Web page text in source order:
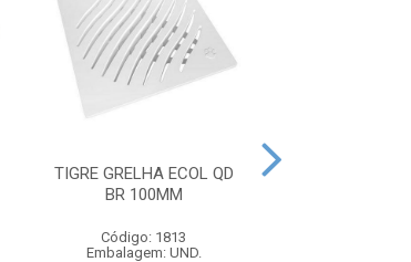
TIGRE GRELHA ECOL QD
BR 100MM
Código: 1813
Embalagem: UND.